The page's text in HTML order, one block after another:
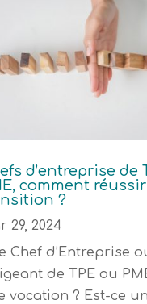
d’entreprise de
comment
?
29, 2024
Chef d’Entreprise
de TPE ou
vocation ? Est-ce un